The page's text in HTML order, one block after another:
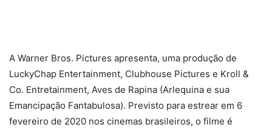
A Warner Bros. Pictures apresenta, uma produção de
LuckyChap Entertainment, Clubhouse Pictures e Kroll &
Co. Entretainment, Aves de Rapina (Arlequina e sua
Emancipação Fantabulosa). Previsto para estrear em 6
fevereiro de 2020 nos cinemas brasileiros, o filme é